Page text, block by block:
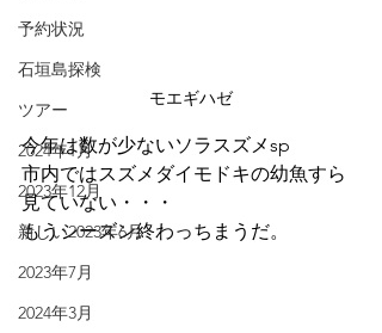
予約状況
石垣島探検
ツアー
2024年1月
2023年12月
新しい2023年6月
2023年7月
2024年3月
モエギハゼ
今年は数が少ないソラスズメsp
市内ではスズメダイモドキの幼魚すら
見ていない・・・
もうシーズン終わっちまうだ。